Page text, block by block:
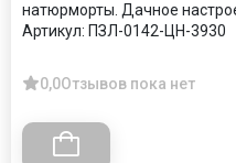
натюрморты. Дачное
Артикул: ПЗЛ-0142-ЦН-3930
0,0Отзывов пока нет